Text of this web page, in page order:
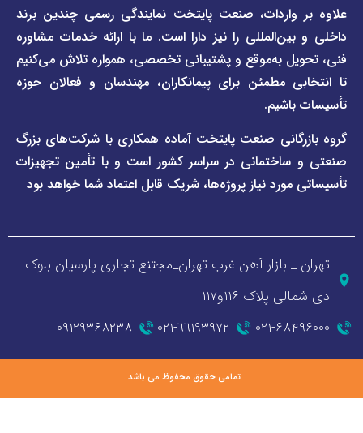
صنعت پایتخت نمایندگی رسمی چندین برند
را نیز دارا است. ما با ارائه خدمات مشاوره
به‌موقع و پشتیبانی تخصصی، همواره تلاش می‌کنیم
مطمئن برای پیمانکاران، مهندسان و فعالان حوزه
صنعت پایتخت آماده همکاری با شرکت‌های بزرگ
در سراسر کشور است و با تأمین تجهیزات
نیاز پروژه‌ها، شریک قابل اعتماد شما خواهد بود
پول
بازار آهن غرب تهران_مجتنع تجاری پارسیان بلوک
۱۱۶و۱۱۷
٦٦١٩٣٩٧٢-٠٢١ ۰۹۱۲۹۳۶۸۲۳۸
تمامی حقوق محفوظ می باشد .